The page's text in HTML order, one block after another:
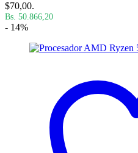
$70,00.
Bs. 50.866,20
- 14%